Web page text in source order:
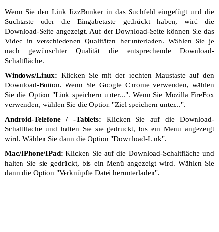
Wenn Sie den Link JizzBunker in das Suchfeld eingefügt und die
Suchtaste oder die Eingabetaste gedrückt haben, wird die
Download-Seite angezeigt. Auf der Download-Seite können Sie das
Video in verschiedenen Qualitäten herunterladen. Wählen Sie je
nach gewünschter Qualität die entsprechende Download-
Schaltfläche.
Windows/Linux: Klicken Sie mit der rechten Maustaste auf den
Download-Button. Wenn Sie Google Chrome verwenden, wählen
Sie die Option "Link speichern unter...". Wenn Sie Mozilla FireFox
verwenden, wählen Sie die Option "Ziel speichern unter...".
Android-Telefone / -Tablets: Klicken Sie auf die Download-
Schaltfläche und halten Sie sie gedrückt, bis ein Menü angezeigt
wird. Wählen Sie dann die Option "Download-Link".
Mac/IPhone/IPad: Klicken Sie auf die Download-Schaltfläche und
halten Sie sie gedrückt, bis ein Menü angezeigt wird. Wählen Sie
dann die Option "Verknüpfte Datei herunterladen".